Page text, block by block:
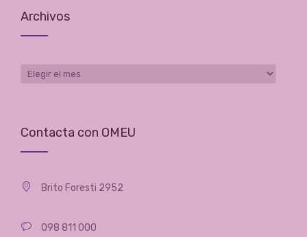
Archivos
Archivos
Contacta con OMEU
Brito Foresti 2952
098 811 000